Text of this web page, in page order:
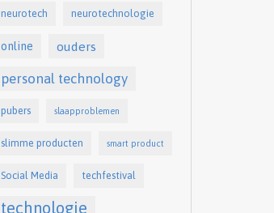
neurotech neurotechnologie
online ouders
personal technology
pubers slaapproblemen
slimme producten smart product
Social Media techfestival
technologie